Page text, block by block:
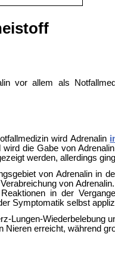
vor allem als
wird Adrenalin
die Gabe von
werden, allerdings
von Adrenalin in
von
in der
Symptomatik selbst
Lungen-Wiederbelebung
Nieren erreicht, während